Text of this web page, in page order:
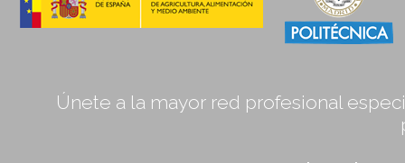
Únete a la mayor red profesional